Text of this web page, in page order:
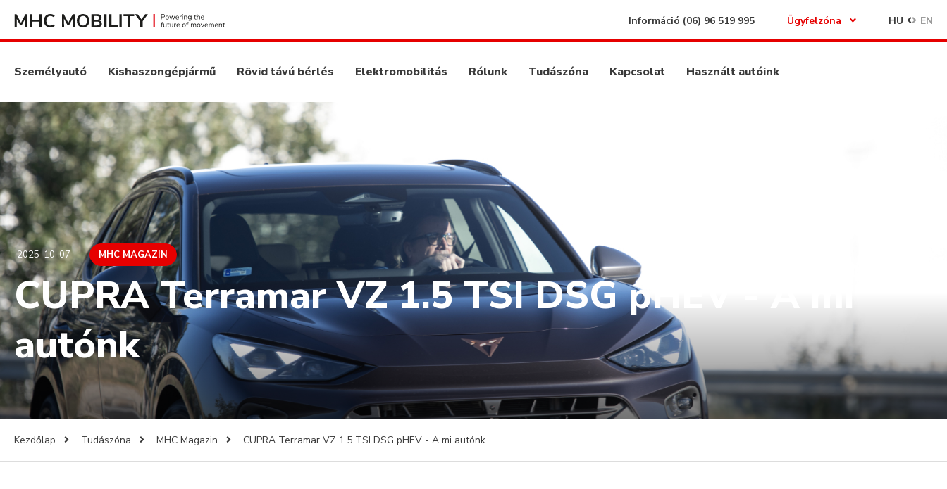
Információ (06) 96 519 995 Ügyfelzóna HU EN
Személyautó Kishaszongépjármű Rövid távú bérlés Elektromobilitás Rólunk Tudászóna Kapcsolat Használt autóink
2025-10-07 MHC MAGAZIN
CUPRA Terramar VZ 1.5 TSI DSG pHEV - A mi
autónk
Kezdőlap Tudászóna MHC Magazin CUPRA Terramar VZ 1.5 TSI DSG pHEV - A mi autónk